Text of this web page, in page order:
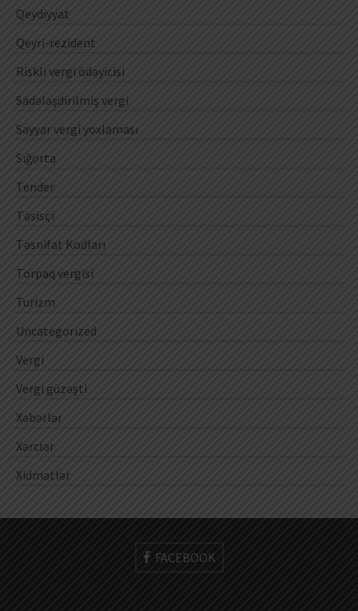
Qeydiyyat
Qeyri-rezident
Riskli vergi ödəyicisi
Sadələşdirilmiş vergi
Səyyar vergi yoxlaması
Sığorta
Tender
Təsisçi
Təsnifat Kodları
Torpaq vergisi
Turizm
Uncategorized
Vergi
Vergi güzəşti
Xəbərlər
Xərclər
Xidmətlər
FACEBOOK